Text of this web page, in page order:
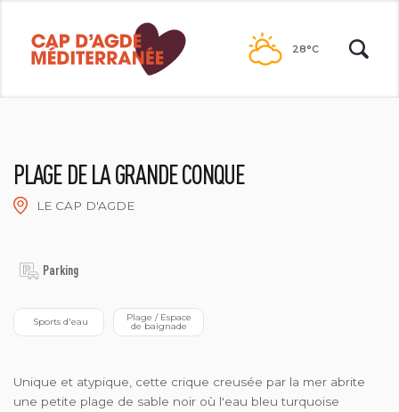
contenu
28°C
PLAGE DE LA GRANDE CONQUE
LE CAP D'AGDE
Parking
Sports d'eau de baignade
Unique et atypique, cette crique creusée par la mer abrite
une petite plage de sable noir où l'eau bleu turquoise